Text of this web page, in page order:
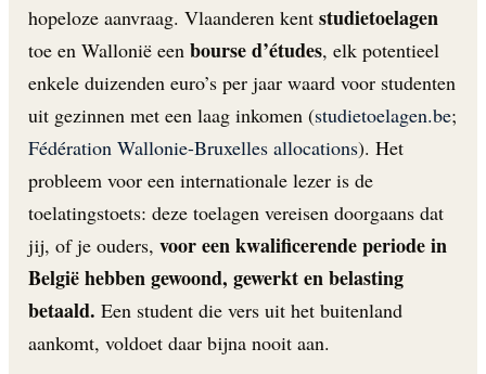
hopeloze aanvraag. Vlaanderen kent studietoelagen
toe en Wallonië een bourse d’études, elk potentieel
enkele duizenden euro’s per jaar waard voor studenten
uit gezinnen met een laag inkomen (studietoelagen.be;
Fédération Wallonie-Bruxelles allocations). Het
probleem voor een internationale lezer is de
toelatingstoets: deze toelagen vereisen doorgaans dat
jij, of je ouders, voor een kwalificerende periode in
België hebben gewoond, gewerkt en belasting
betaald. Een student die vers uit het buitenland
aankomt, voldoet daar bijna nooit aan.